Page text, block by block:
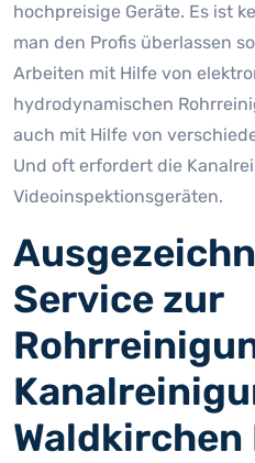
hochpreisige Geräte. Es ist
man den Profis überlassen
Arbeiten mit Hilfe von
hydrodynamischen
auch mit Hilfe von
Und oft erfordert die
Videoinspektionsgeräten.
Service zur
Waldkirchen